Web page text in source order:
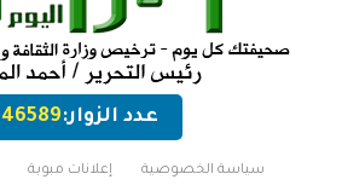
عدد الزوار:
سياسة الخصوصية إعلانات مبوبة